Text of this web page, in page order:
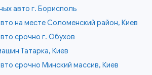
авто г. Борисполь
на месте Соломенский район, Киев
срочно г. Обухов
Татарка, Киев
срочно Минский массив, Киев